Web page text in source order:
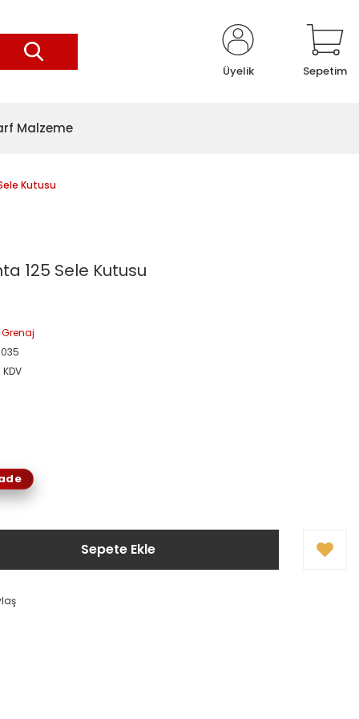
Üyelik Sepetim
Malzeme
Kutusu
125 Sele Kutusu
KDV
Sepete Ekle